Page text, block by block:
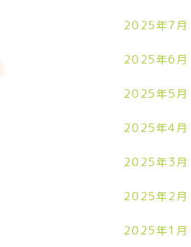
2025年7月
2025年6月
2025年5月
2025年4月
2025年3月
2025年2月
2025年1月